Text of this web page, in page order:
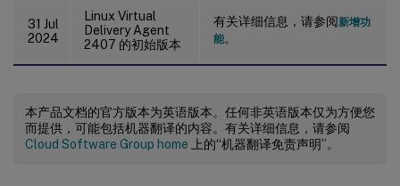
31 Jul
2024
Linux Virtual
Delivery Agent
2407 的初始版本
有关详细信息，请参阅新增功
能。
本产品文档的官方版本为英语版本。任何非英语版本仅为方便您
而提供，可能包括机器翻译的内容。有关详细信息，请参阅
Cloud Software Group home 上的“机器翻译免责声明”。